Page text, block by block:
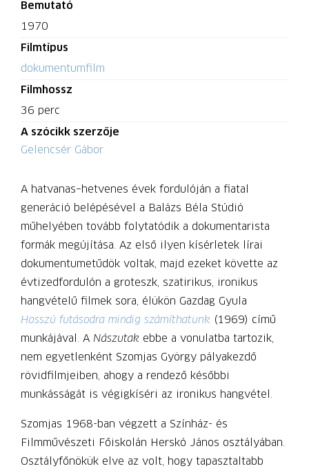
Bemutató
1970
Filmtípus
dokumentumfilm
Filmhossz
36 perc
A szócikk szerzője
Gelencsér Gábor
A hatvanas–hetvenes évek fordulóján a fiatal
generáció belépésével a Balázs Béla Stúdió
műhelyében tovább folytatódik a dokumentarista
formák megújítása. Az első ilyen kísérletek lírai
dokumentumetűdök voltak, majd ezeket követte az
évtizedfordulón a groteszk, szatirikus, ironikus
hangvételű filmek sora, élükön Gazdag Gyula
Hosszú futásodra mindig számíthatunk (1969) című
munkájával. A Nászutak ebbe a vonulatba tartozik,
nem egyetlenként Szomjas György pályakezdő
rövidfilmjeiben, ahogy a rendező későbbi
munkásságát is végigkíséri az ironikus hangvétel.
Szomjas 1968-ban végzett a Színház- és
Filmművészeti Főiskolán Herskó János osztályában.
Osztályfőnökük elve az volt, hogy tapasztaltabb